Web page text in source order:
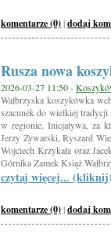
komentarze (0)|dodaj
Rusza nowa
2026-03-27 11:50 -
Wałbrzyska koszykówka
szacunek do wielkiej tradycji
w regionie. Inicjatywa, za
Jerzy Żywarski, Ryszard
Wojciech Krzykała oraz
Górnika Zamek Książ
czytaj więcej... (kliknij)
komentarze (0)|dodaj